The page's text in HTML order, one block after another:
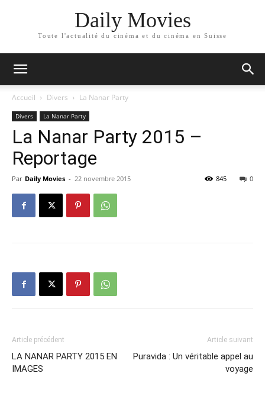
Daily Movies
Toute l'actualité du cinéma et du cinéma en Suisse
Accueil Divers La Nanar Party
Divers La Nanar Party
La Nanar Party 2015 –
Reportage
Par Daily Movies - 22 novembre 2015 0
845
Article précédent
LA NANAR PARTY 2015 EN
IMAGES
Article suivant
Puravida : Un véritable appel au
voyage